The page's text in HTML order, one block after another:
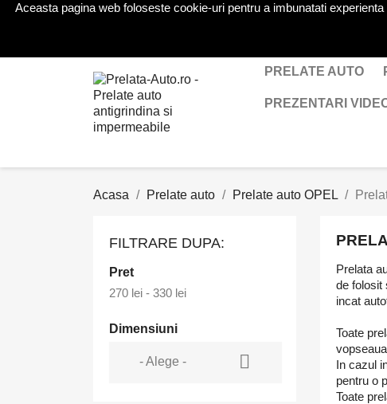
PRELATE AUTO
PREZENTARI
Acasa Prelate auto Prelate auto OPEL
FILTRARE DUPA:
Pret
270 lei - 330 lei
Dimensiuni
- Alege - 
Prelata
de folosit
incat
Toate
In cazul
pentru o
Toate
Aceasta pagina web foloseste cookie-uri pentru a imbunatati